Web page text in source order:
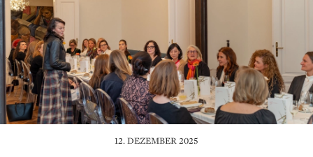
12. DEZEMBER 2025